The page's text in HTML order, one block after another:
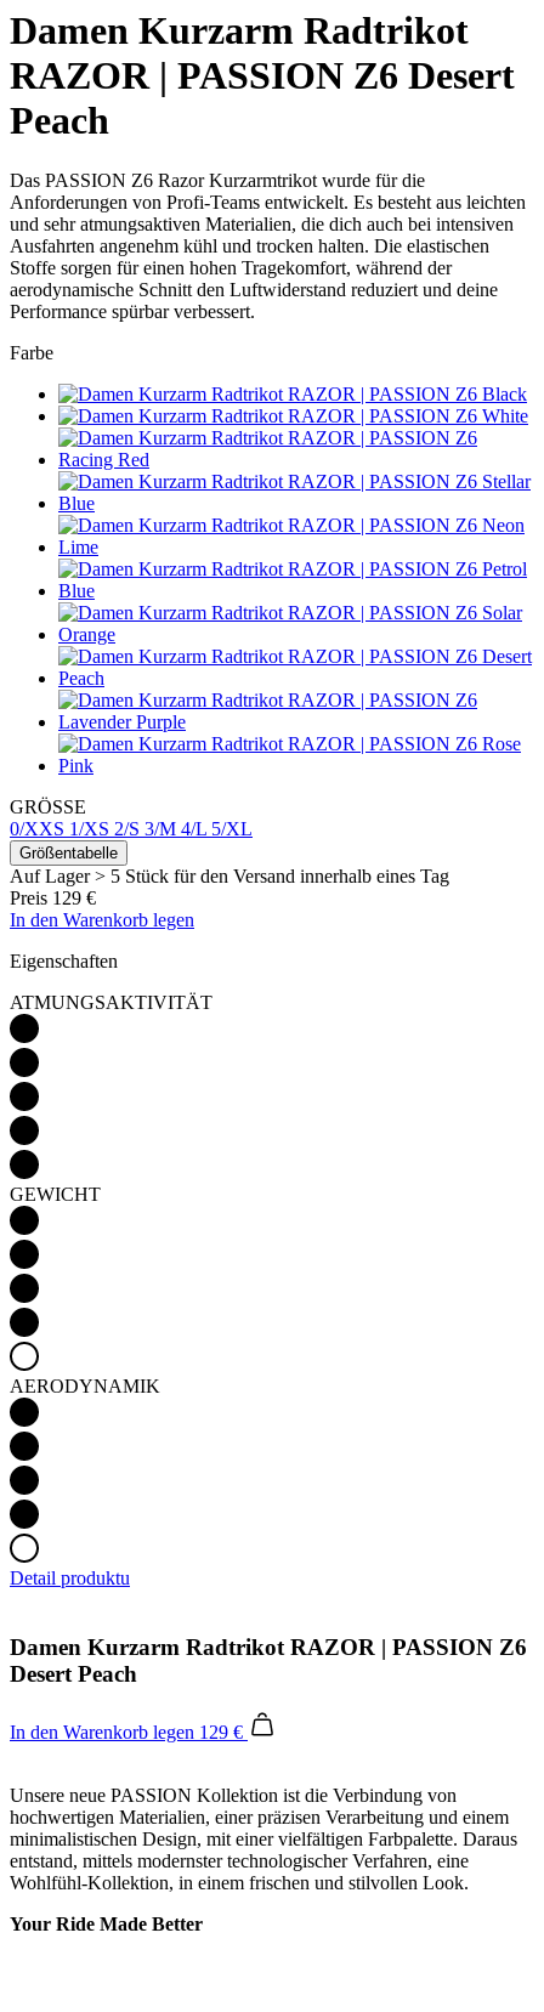
Damen Kurzarm Radtrikot
RAZOR | PASSION Z6 Desert
Peach
Das PASSION Z6 Razor Kurzarmtrikot wurde für die
Anforderungen von Profi-Teams entwickelt. Es besteht aus leichten
und sehr atmungsaktiven Materialien, die dich auch bei intensiven
Ausfahrten angenehm kühl und trocken halten. Die elastischen
Stoffe sorgen für einen hohen Tragekomfort, während der
aerodynamische Schnitt den Luftwiderstand reduziert und deine
Performance spürbar verbessert.
Farbe
GRÖSSE
0/XXS 1/XS 2/S 3/M 4/L 5/XL
Größentabelle
Auf Lager > 5 Stück für den Versand innerhalb eines Tag
Preis 129 €
In den Warenkorb legen
Eigenschaften
ATMUNGSAKTIVITÄT
GEWICHT
AERODYNAMIK
Detail produktu
Damen Kurzarm Radtrikot RAZOR | PASSION Z6
Desert Peach
In den Warenkorb legen 129 €
Unsere neue PASSION Kollektion ist die Verbindung von
hochwertigen Materialien, einer präzisen Verarbeitung und einem
minimalistischen Design, mit einer vielfältigen Farbpalette. Daraus
entstand, mittels modernster technologischer Verfahren, eine
Wohlfühl-Kollektion, in einem frischen und stilvollen Look.
Your Ride Made Better